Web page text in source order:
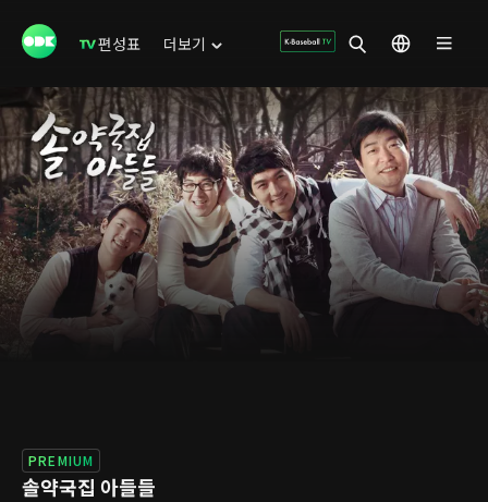
편성표 더보기
PREMIUM
솔약국집 아들들